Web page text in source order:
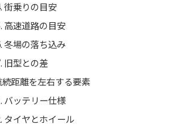
街乗りの目安
高速道路の目安
冬場の落ち込み
旧型との差
続距離を左右する要素
バッテリー仕様
タイヤとホイール